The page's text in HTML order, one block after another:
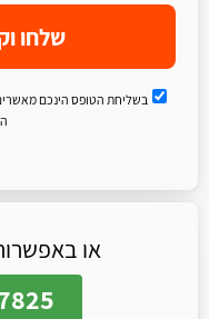
שלחו
בשליחת הטופס הינכם
או